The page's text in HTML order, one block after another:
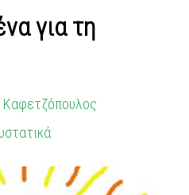
για τη
Καφετζόπουλος